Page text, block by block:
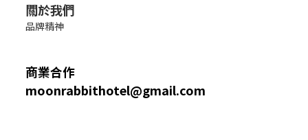
關於我們
品牌精神
商業合作
moonrabbithotel@gmail.com